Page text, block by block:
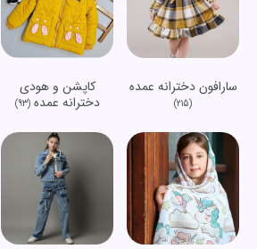
سارافون دخترانه عمده
(215)
کاپشن و هودی
دخترانه عمده(93)